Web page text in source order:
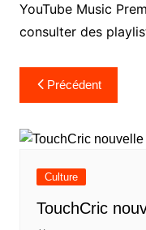
YouTube Music
consulter des
Navigation
de
l’article
Précédent
Culture
TouchCric